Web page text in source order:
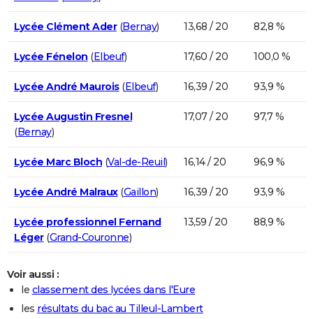
Lycée Clément Ader(Bernay) 13,68 / 20 82,8 %
Lycée Fénelon (Elbeuf) 17,60 / 20 100,0 %
Lycée André Maurois(Elbeuf) 16,39 / 20 93,9 %
Lycée Augustin Fresnel
(Bernay)
17,07 / 20 97,7 %
Lycée Marc Bloch (Val-de-Reuil) 16,14 / 20 96,9 %
Lycée André Malraux(Gaillon) 16,39 / 20 93,9 %
Lycée professionnel Fernand
Léger(Grand-Couronne)
13,59 / 20 88,9 %
Voir aussi :
le classement des lycées dans l'Eure
les résultats du bac au Tilleul-Lambert